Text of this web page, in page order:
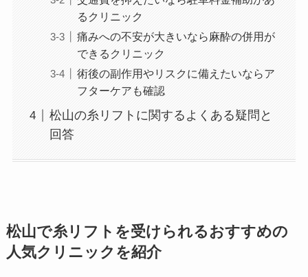
るクリニック
痛みへの不安が大きいなら麻酔の併用が
できるクリニック
術後の副作用やリスクに備えたいならア
フターケアも確認
松山の糸リフトに関するよくある疑問と
回答
松山で糸リフトを受けられるおすすめの
人気クリニックを紹介